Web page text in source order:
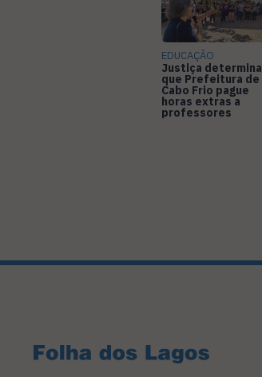
EDUCAÇÃO
Justiça determina
que Prefeitura de
Cabo Frio pague
horas extras a
professores